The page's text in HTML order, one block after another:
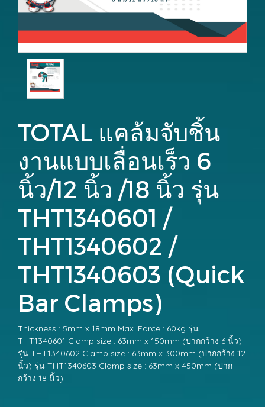
TOTAL แคล้มจับชิ้น
งานแบบเลื่อนเร็ว 6
นิ้ว/12 นิ้ว /18 นิ้ว รุ่น
THT1340601 /
THT1340602 /
THT1340603 (Quick
Bar Clamps)
Thickness : 5mm x 18mm Max. Force : 60kg รุ่น
THT1340601 Clamp size : 63mm x 150mm (ปากกว้าง 6 นิ้ว)
รุ่น THT1340602 Clamp size : 63mm x 300mm (ปากกว้าง 12
นิ้ว) รุ่น THT1340603 Clamp size : 63mm x 450mm (ปาก
กว้าง 18 นิ้ว)